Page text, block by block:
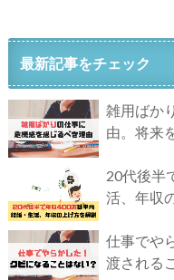
最新記事をチェック
雑用ばか
由。将来
20代後半
活、年収
仕事でや
渡される